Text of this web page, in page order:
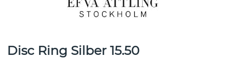
Disc Ring Silber 15.50